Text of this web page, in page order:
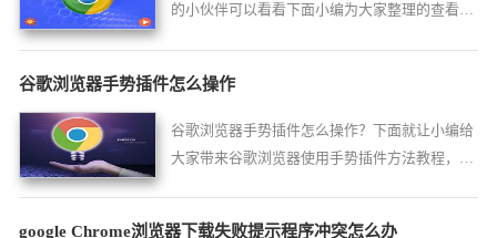
的小伙伴可以看看下面小编为大家整理的查看方
谷歌浏览器手势插件怎么操作
谷歌浏览器手势插件怎么操作？下面就让小编给
大家带来谷歌浏览器使用手势插件方法教程，感
google Chrome浏览器下载失败提示程序冲突怎么办